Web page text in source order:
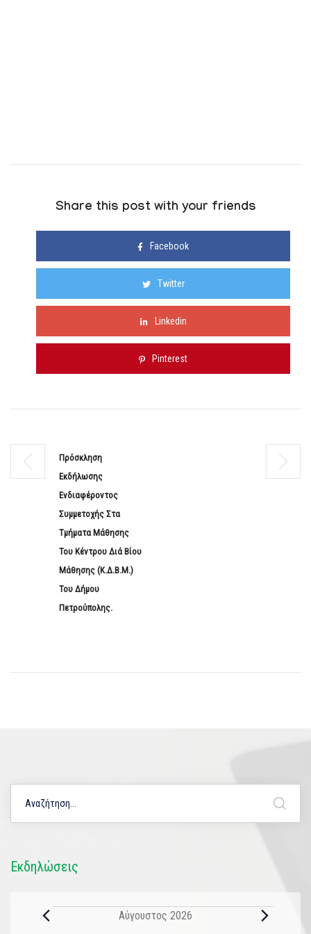
Share this post with your friends
Facebook
Twitter
Linkedin
Pinterest
Πρόσκληση
Εκδήλωσης
Ενδιαφέροντος
Συμμετοχής Στα
Τμήματα Μάθησης
Του Κέντρου Διά Βίου
Μάθησης (Κ.Δ.Β.Μ.)
Του Δήμου
Πετρούπολης.
Εκδηλώσεις
Αύγουστος 2026